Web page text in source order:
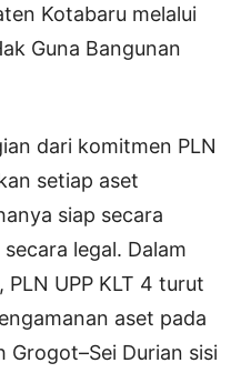
Kotabaru melalui
Guna Bangunan
dari komitmen PLN
setiap aset
siap secara
legal. Dalam
UPP KLT 4 turut
aset pada
Grogot–Sei Durian sisi